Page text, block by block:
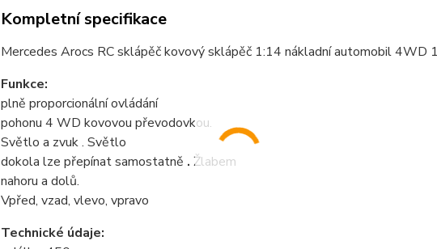
Kompletní specifikace
Mercedes Arocs RC sklápěč kovový sklápěč 1:14 nákladní automobil 4WD
Funkce:
plně proporcionální ovládání
pohonu 4 WD kovovou převodovkou.
Světlo a zvuk . Světlo
dokola lze přepínat samostatně . Žlabem
nahoru a dolů.
Vpřed, vzad, vlevo, vpravo
Technické údaje: